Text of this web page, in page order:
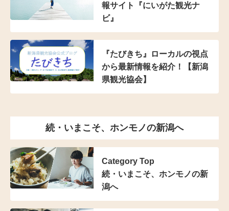
報サイト『にいがた観光ナ
ビ』
『たびきち』ローカルの視点
から最新情報を紹介！【新潟
県観光協会】
続・いまこそ、ホンモノの新潟へ
Category Top
続・いまこそ、ホンモノの新
潟へ